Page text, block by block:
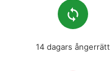
loop
14 dagars ångerrätt